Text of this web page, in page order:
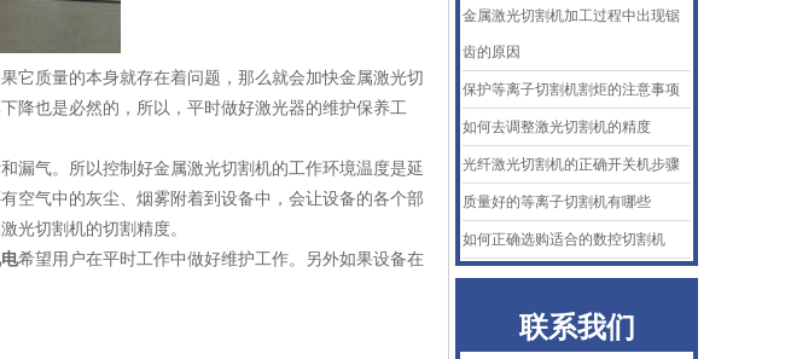
它质量的本身就存在着问题，那么就会加快金属激光切
降也是必然的，所以，平时做好激光器的维护保养工
漏气。所以控制好金属激光切割机的工作环境温度是延
空气中的灰尘、烟雾附着到设备中，会让设备的各个部
光切割机的切割精度。
希望用户在平时工作中做好维护工作。另外如果设备在
普雷喷嘴
百超Bystronic喷嘴
KTB2陶瓷体
金属激光切割机加工过程中出现锯
齿的原因
保护等离子切割机割炬的注意事项
如何去调整激光切割机的精度
光纤激光切割机的正确开关机步骤
质量好的等离子切割机有哪些
如何正确选购适合的数控切割机
联系我们